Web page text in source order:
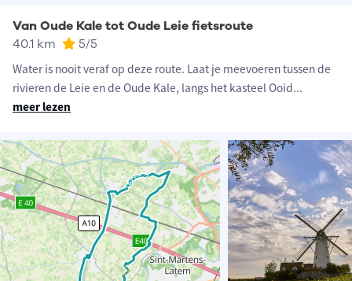
Van Oude Kale tot Oude Leie fietsroute
40.1 km 5/5
Water is nooit veraf op deze route. Laat je meevoeren tussen de
rivieren de Leie en de Oude Kale, langs het kasteel Ooid...
meer lezen